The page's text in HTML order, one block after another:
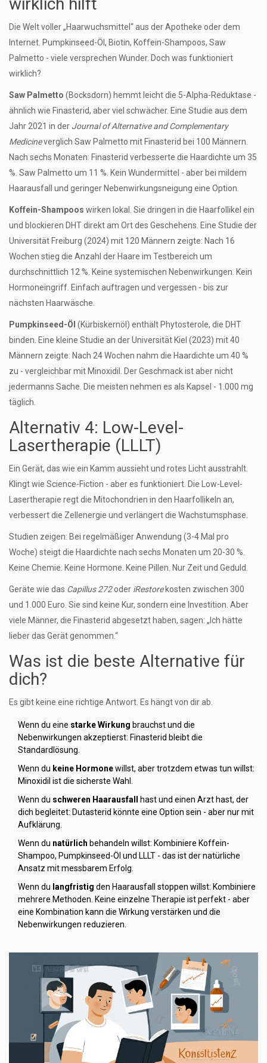
Die Welt voller „Haarwuchsmittel“ aus der Apotheke oder dem
Internet. Pumpkinseed-Öl, Biotin, Koffein-Shampoos, Saw
Palmetto - viele versprechen Wunder. Doch was funktioniert
wirklich?
Saw Palmetto (Bocksdorn) hemmt leicht die 5-Alpha-Reduktase -
ähnlich wie Finasterid, aber viel schwächer. Eine Studie aus dem
Jahr 2021 in der Journal of Alternative and Complementary
Medicineverglich Saw Palmetto mit Finasterid bei 100 Männern.
Nach sechs Monaten: Finasterid verbesserte die Haardichte um 35
%. Saw Palmetto um 11 %. Kein Wundermittel - aber bei mildem
Haarausfall und geringer Nebenwirkungsneigung eine Option.
Koffein-Shampoos wirken lokal. Sie dringen in die Haarfollikel ein
und blockieren DHT direkt am Ort des Geschehens. Eine Studie der
Universität Freiburg (2024) mit 120 Männern zeigte: Nach 16
Wochen stieg die Anzahl der Haare im Testbereich um
durchschnittlich 12 %. Keine systemischen Nebenwirkungen. Kein
Hormoneingriff. Einfach auftragen und vergessen - bis zur
nächsten Haarwäsche.
Pumpkinseed-Öl (Kürbiskernöl) enthält Phytosterole, die DHT
binden. Eine kleine Studie an der Universität Kiel (2023) mit 40
Männern zeigte: Nach 24 Wochen nahm die Haardichte um 40 %
zu - vergleichbar mit Minoxidil. Der Geschmack ist aber nicht
jedermanns Sache. Die meisten nehmen es als Kapsel - 1.000 mg
täglich.
Alternativ 4: Low-Level-
Lasertherapie (LLLT)
Ein Gerät, das wie ein Kamm aussieht und rotes Licht ausstrahlt.
Klingt wie Science-Fiction - aber es funktioniert. Die Low-Level-
Lasertherapie regt die Mitochondrien in den Haarfollikeln an,
verbessert die Zellenergie und verlängert die Wachstumsphase.
Studien zeigen: Bei regelmäßiger Anwendung (3-4 Mal pro
Woche) steigt die Haardichte nach sechs Monaten um 20-30 %.
Keine Chemie. Keine Hormone. Keine Pillen. Nur Zeit und Geduld.
Geräte wie das Capillus 272oder iRestorekosten zwischen 300
und 1.000 Euro. Sie sind keine Kur, sondern eine Investition. Aber
viele Männer, die Finasterid abgesetzt haben, sagen: „Ich hätte
lieber das Gerät genommen.“
Was ist die beste Alternative für
dich?
Es gibt keine eine richtige Antwort. Es hängt von dir ab.
Wenn du eine starke Wirkung brauchst und die
Nebenwirkungen akzeptierst: Finasterid bleibt die
Standardlösung.
Wenn du keine Hormonewillst, aber trotzdem etwas tun willst:
Minoxidil ist die sicherste Wahl.
Wenn du schweren Haarausfall
hast und einen Arzt hast, der
dich begleitet: Dutasterid könnte eine Option sein - aber nur mit
Aufklärung.
Wenn du natürlich behandeln willst: Kombiniere Koffein-
Shampoo, Pumpkinseed-Öl und LLLT - das ist der natürliche
Ansatz mit messbarem Erfolg.
Wenn du langfristig den Haarausfall stoppen willst: Kombiniere
mehrere Methoden. Keine einzelne Therapie ist perfekt - aber
eine Kombination kann die Wirkung verstärken und die
Nebenwirkungen reduzieren.